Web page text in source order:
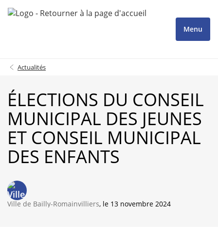
Menu
Actualités
ÉLECTIONS DU CONSEIL
MUNICIPAL DES JEUNES
ET CONSEIL MUNICIPAL
DES ENFANTS
Ville de Bailly-Romainvilliers, le 13 novembre 2024